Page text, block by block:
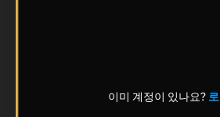
이미 계정이 있나요?